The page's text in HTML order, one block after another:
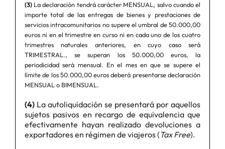
(3)La declaración tendrá carácter MENSUAL, salvo cuando el
importe total de las entregas de bienes y prestaciones de
servicios intracomunitarios no supere el umbral de 50.000,00
euros ni en el trimestre en curso ni en cada uno de los cuatro
trimestres naturales anteriores, en cuyo caso será
TRIMESTRAL., se superan los 50.000,00 euros, la
periodicidad será mensual. En el mes en que se supere el
límite de los 50.000,00 euros deberá presentarse declaración
MENSUAL o BIMENSUAL.
(4)La autoliquidación se presentará por aquellos
sujetos pasivos en recargo de equivalencia que
efectivamente hayan realizado devoluciones a
exportadores en régimen de viajeros ( Tax Free).